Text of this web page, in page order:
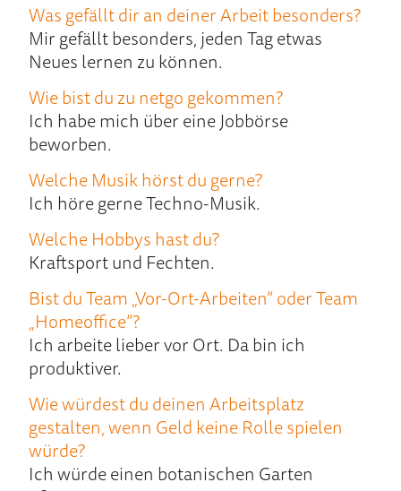
Was ge­fällt dir an deiner Ar­beit besonders?
Mir gefällt besonders, jeden Tag etwas
Neues lernen zu können.
Wie bist du zu netgo gekommen?
Ich habe mich über eine Jobbörse
beworben.
Welche Musik hörst du gerne?
Ich höre gerne Techno-Musik.
Welche Hobbys hast du?
Kraftsport und Fechten.
Bist du Team „Vor-Ort-Arbeiten“ oder Team
„Homeoffice“?
Ich arbeite lieber vor Ort. Da bin ich
produktiver.
Wie würdest du deinen Arbeitsplatz
gestalten, wenn Geld keine Rolle spielen
würde?
Ich würde einen botanischen Garten